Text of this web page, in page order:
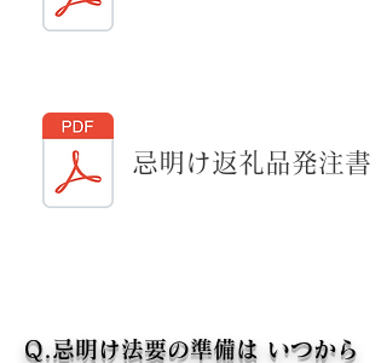
忌明け返礼品発注書
Q.忌明け法要の準備は いつから